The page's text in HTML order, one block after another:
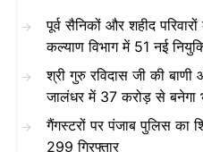
पूर्व सैनिकों और शहीद
कल्याण विभाग में 51 नई
श्री गुरु रविदास जी की बाणी
जालंधर में 37 करोड़ से बनेगा
गैंगस्टरों पर पंजाब पुलिस का
299 गिरफ्तार